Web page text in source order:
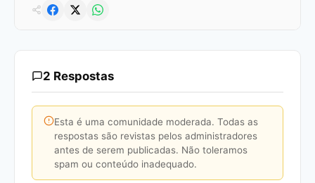
2 Respostas
Esta é uma comunidade moderada. Todas as
respostas são revistas pelos administradores
antes de serem publicadas. Não toleramos
spam ou conteúdo inadequado.